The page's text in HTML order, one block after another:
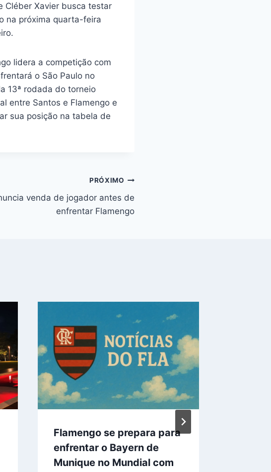
Cléber Xavier busca testar
na próxima quarta-feira
lidera a competição com
o São Paulo no
13ª rodada do torneio
entre Santos e Flamengo e
sua posição na tabela de
PRÓXIMO
venda de jogador antes de
enfrentar Flamengo
Flamengo se prepara para
enfrentar o Bayern de
Munique no Mundial com